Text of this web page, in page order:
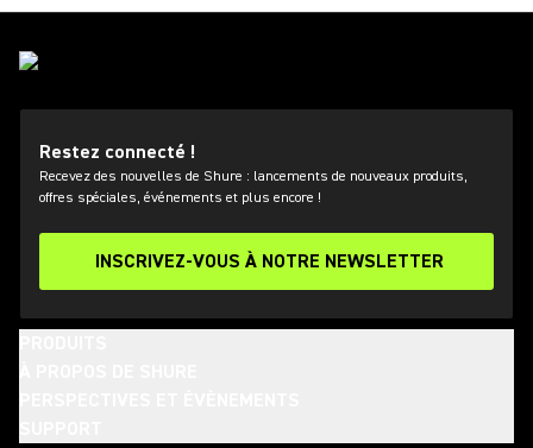
Restez connecté !
Recevez des nouvelles de Shure : lancements de nouveaux produits,
offres spéciales, événements et plus encore !
INSCRIVEZ-VOUS À NOTRE NEWSLETTER